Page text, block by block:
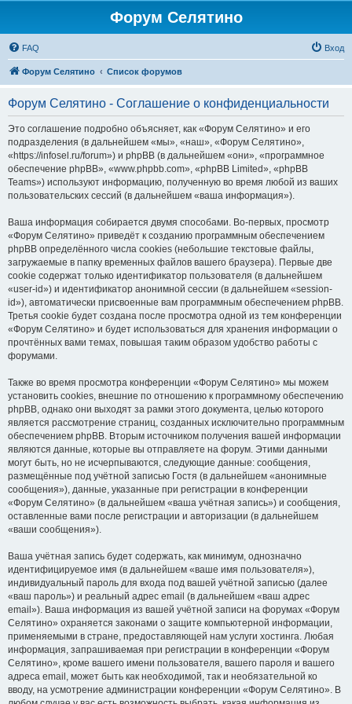
Форум Селятино
FAQ Вход
Форум Селятино Список форумов
Форум Селятино - Соглашение о конфиденциальности
Это соглашение подробно объясняет, как «Форум Селятино» и его
подразделения (в дальнейшем «мы», «наш», «Форум Селятино»,
«https://infosel.ru/forum») и phpBB (в дальнейшем «они», «программное
обеспечение phpBB», «www.phpbb.com», «phpBB Limited», «phpBB
Teams») используют информацию, полученную во время любой из ваших
пользовательских сессий (в дальнейшем «ваша информация»).
Ваша информация собирается двумя способами. Во-первых, просмотр
«Форум Селятино» приведёт к созданию программным обеспечением
phpBB определённого числа cookies (небольшие текстовые файлы,
загружаемые в папку временных файлов вашего браузера). Первые две
cookie содержат только идентификатор пользователя (в дальнейшем
«user-id») и идентификатор анонимной сессии (в дальнейшем «session-
id»), автоматически присвоенные вам программным обеспечением phpBB.
Третья cookie будет создана после просмотра одной из тем конференции
«Форум Селятино» и будет использоваться для хранения информации о
прочтённых вами темах, повышая таким образом удобство работы с
форумами.
Также во время просмотра конференции «Форум Селятино» мы можем
установить cookies, внешние по отношению к программному обеспечению
phpBB, однако они выходят за рамки этого документа, целью которого
является рассмотрение страниц, созданных исключительно программным
обеспечением phpBB. Вторым источником получения вашей информации
являются данные, которые вы отправляете на форум. Этими данными
могут быть, но не исчерпываются, следующие данные: сообщения,
размещённые под учётной записью Гостя (в дальнейшем «анонимные
сообщения»), данные, указанные при регистрации в конференции
«Форум Селятино» (в дальнейшем «ваша учётная запись») и сообщения,
оставленные вами после регистрации и авторизации (в дальнейшем
«ваши сообщения»).
Ваша учётная запись будет содержать, как минимум, однозначно
идентифицируемое имя (в дальнейшем «ваше имя пользователя»),
индивидуальный пароль для входа под вашей учётной записью (далее
«ваш пароль») и реальный адрес email (в дальнейшем «ваш адрес
email»). Ваша информация из вашей учётной записи на форумах «Форум
Селятино» охраняется законами о защите компьютерной информации,
применяемыми в стране, предоставляющей нам услуги хостинга. Любая
информация, запрашиваемая при регистрации в конференции «Форум
Селятино», кроме вашего имени пользователя, вашего пароля и вашего
адреса email, может быть как необходимой, так и необязательной ко
вводу, на усмотрение администрации конференции «Форум Селятино». В